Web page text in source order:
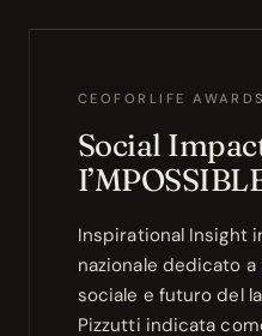
CEOFORLIFE
Social
Inspirational Insight
nazionale dedicato
sociale e futuro del
Pizzutti indicata